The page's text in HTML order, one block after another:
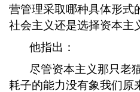
营管理采取哪种具体形式
社会主义还是选择资本主
他指出：
尽管资本主义那只老
耗子的能力没有象我们原